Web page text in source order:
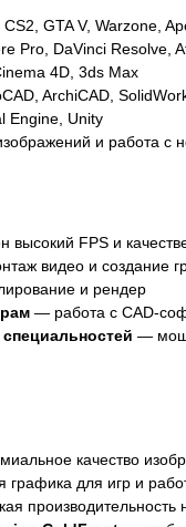
GTA V, Warzone,
Pro, DaVinci Resolve,
4D, 3ds Max
ArchiCAD,
Engine, Unity
и работа с
высокий FPS и
видео и создание
и рендер
— работа с CAD-
—
качество
для игр и
производительность